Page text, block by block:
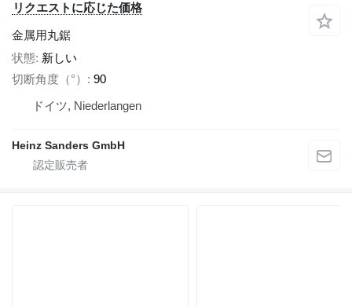
リクエストに応じた価格
金属用丸鋸
状態 新しい
切断角度（°）
90
ドイツ, Niederlangen
Heinz Sanders GmbH